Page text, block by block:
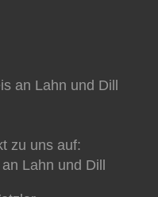
zu uns auf:
Lahn und Dill